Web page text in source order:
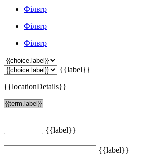
Фільтр
Фільтр
Фільтр
{{label}}
{{locationDetails}}
{{label}}
{{label}}